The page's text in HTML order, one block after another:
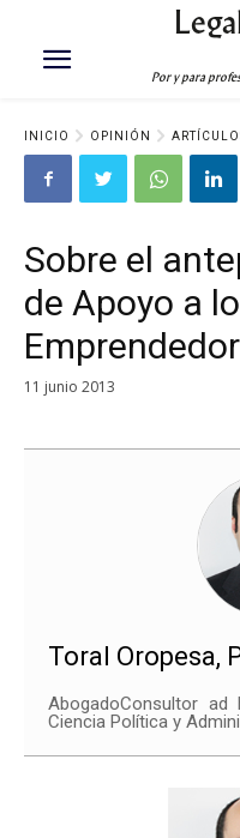
Por y para
INICIO OPINIÓN
Sobre el
de Apoyo a
11 junio 2013
Toral Oropesa,
AbogadoConsultor ad
Ciencia Política y